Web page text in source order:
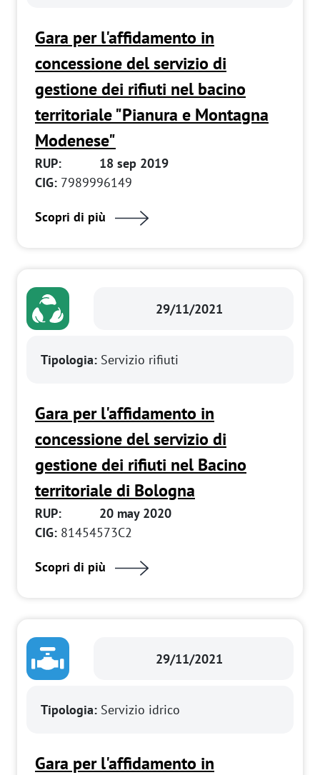
Gara per l'affidamento in
concessione del servizio di
gestione dei rifiuti nel bacino
territoriale "Pianura e Montagna
Modenese"
RUP:
18 sep 2019
CIG: 7989996149
Scopri di più
29/11/2021
Tipologia: Servizio rifiuti
Gara per l'affidamento in
concessione del servizio di
gestione dei rifiuti nel Bacino
territoriale di Bologna
RUP:
20 may 2020
CIG: 81454573C2
Scopri di più
29/11/2021
Tipologia: Servizio idrico
Gara per l'affidamento in